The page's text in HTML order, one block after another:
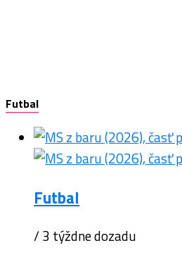
Futbal
Futbal
/ 3 týždne dozadu